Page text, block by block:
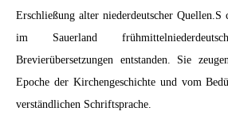
Erschließung alter niederdeutscher Quellen.S
im Sauerland
Brevierübersetzungen entstanden. Sie
Epoche der Kirchengeschichte und vom
verständlichen Schriftsprache.